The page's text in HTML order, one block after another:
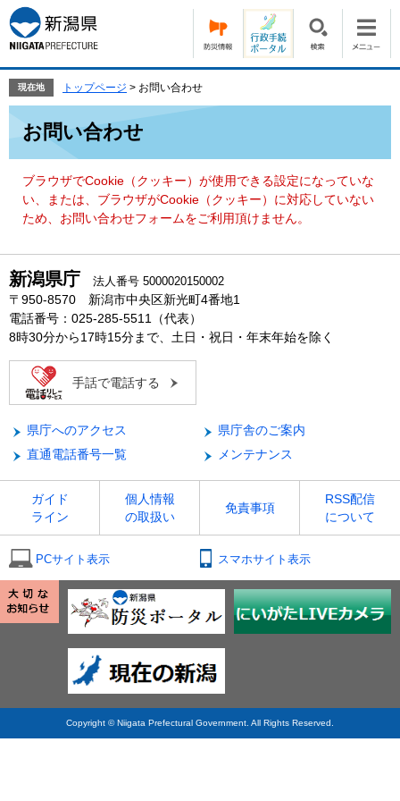
ー
ジ
の
頭
す。
ニ
ュ
ー
飛
て
現在地 トップページ > お問い合わせ
お問い合わせ
ブラウザでCookie（クッキー）が使用できる設定になっていな
い、または、ブラウザがCookie（クッキー）に対応していない
ため、お問い合わせフォームをご利用頂けません。
新潟県庁 法人番号 5000020150002
〒950-8570 新潟市中央区新光町4番地1
電話番号：025-285-5511（代表）
8時30分から17時15分まで、土日・祝日・年末年始を除く
手話で電話する
県庁へのアクセス
県庁舎のご案内
直通電話番号一覧
メンテナンス
ガイド
ライン
個人情報
の取扱い
免責事項
RSS配信
について
PCサイト表示 スマホサイト表示
Copyright © Niigata Prefectural Government. All Rights Reserved.